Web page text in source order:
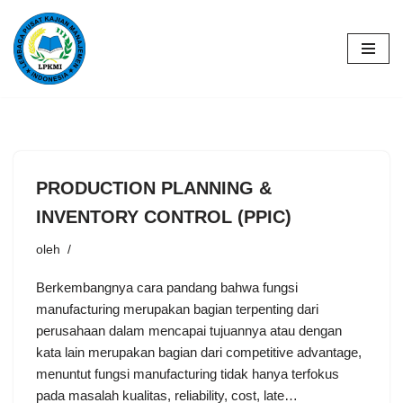
Lompat
ke
PRODUCTION PLANNING &
INVENTORY CONTROL (PPIC)
oleh
Berkembangnya cara pandang bahwa fungsi
manufacturing merupakan bagian terpenting dari
perusahaan dalam mencapai tujuannya atau dengan
kata lain merupakan bagian dari competitive advantage,
menuntut fungsi manufacturing tidak hanya terfokus
pada masalah kualitas, reliability, cost, late…